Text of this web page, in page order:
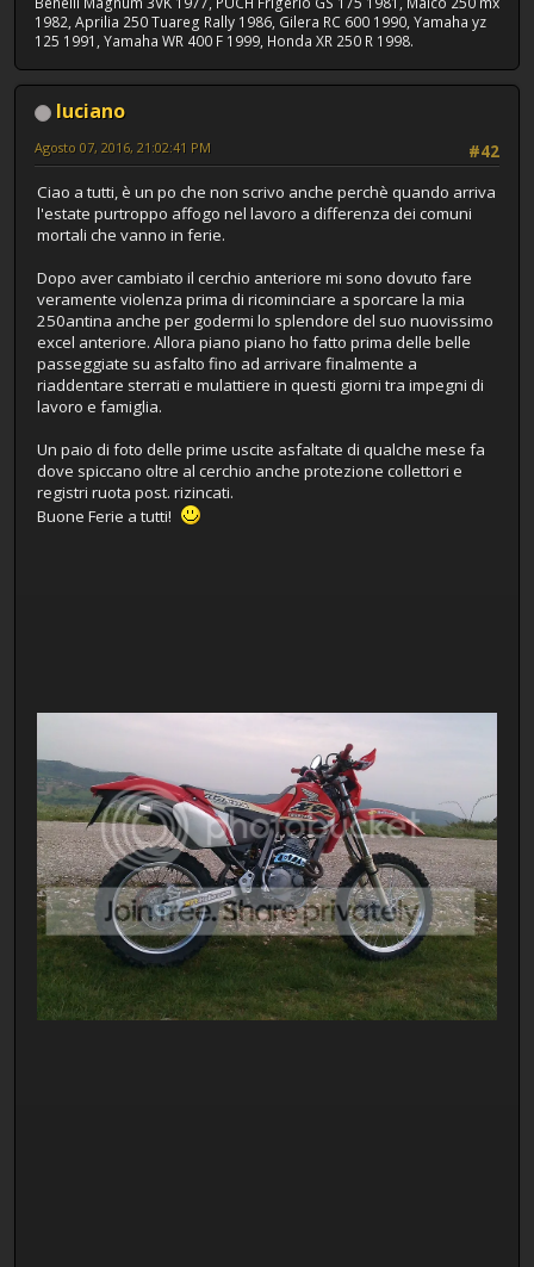
1982, Aprilia 250 Tuareg Rally 1986, Gilera RC 600 1990, Yamaha yz
125 1991, Yamaha WR 400 F 1999, Honda XR 250 R 1998.
luciano
#42
Agosto 07, 2016, 21:02:41 PM
Ciao a tutti, è un po che non scrivo anche perchè quando arriva
l'estate purtroppo affogo nel lavoro a differenza dei comuni
mortali che vanno in ferie.
Dopo aver cambiato il cerchio anteriore mi sono dovuto fare
veramente violenza prima di ricominciare a sporcare la mia
250antina anche per godermi lo splendore del suo nuovissimo
excel anteriore. Allora piano piano ho fatto prima delle belle
passeggiate su asfalto fino ad arrivare finalmente a
riaddentare sterrati e mulattiere in questi giorni tra impegni di
lavoro e famiglia.
Un paio di foto delle prime uscite asfaltate di qualche mese fa
dove spiccano oltre al cerchio anche protezione collettori e
registri ruota post. rizincati.
Buone Ferie a tutti!